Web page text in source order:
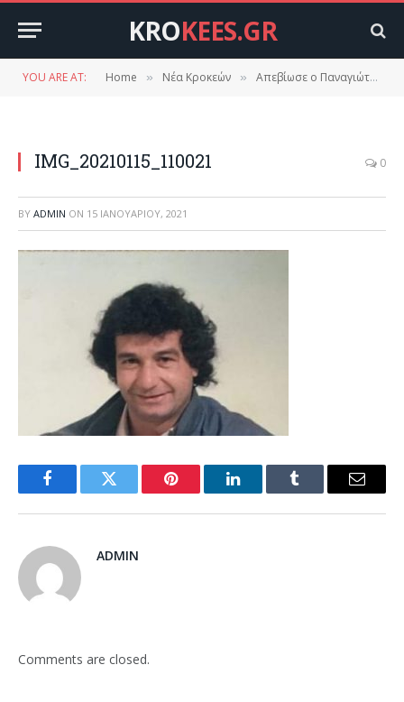
KROKEES.GR
YOU ARE AT: Home » Νέα Κροκεών » Απεβίωσε ο Παναγιώτης Γκιόκας του Χρήστου.
IMG_20210115_110021 0
BY ADMIN ON 15 ΙΑΝΟΥΑΡΊΟΥ, 2021
FacebookTwitter Pinterest LinkedInTumblr Email
ADMIN
Comments are closed.